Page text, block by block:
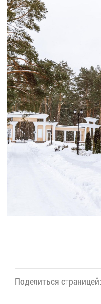
По­де­лить­ся стра­ни­цей: